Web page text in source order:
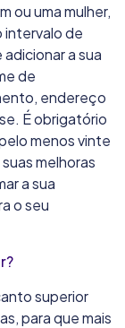
ou uma mulher,
intervalo de
a sua
de
endereço
É obrigatório
menos vinte
melhoras
a sua
o seu
superior
para que mais